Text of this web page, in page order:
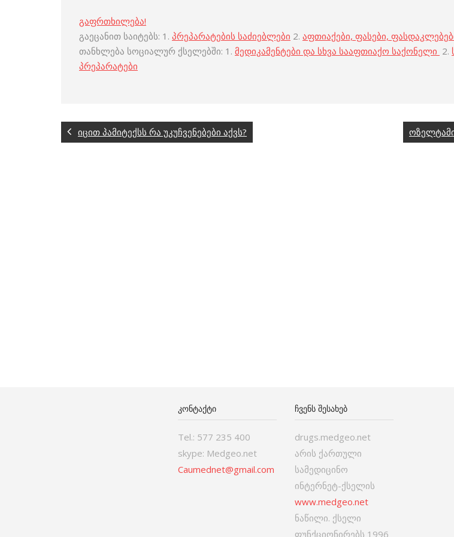
გაფრთხილება!
გაეცანით საიტებს: 1. პრეპარატების საძიებლები 2. აფთიაქები, ფასები,
თანხლება სოციალურ ქსელებში: 1. მედიკამენტები და სხვა სააფთიაქო საქონელი 2.
პრეპარატები
იცით პამიტექსს რა უკუჩვენებები აქვს?
ᲙᲝᲜᲢᲐᲥᲢᲘ
Tel.: 577 235 400
skype: Medgeo.net
Caumednet@gmail.com
ᲩᲕᲔᲜᲡ ᲨᲔᲡᲐᲮᲔᲑ
drugs.medgeo.net
არის ქართული
სამედიცინო
ინტერნეტ-ქსელის
www.medgeo.net
ნაწილი. ქსელი
ფუნქციონირებს 1996